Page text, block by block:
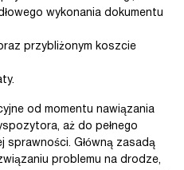
wykonania dokumentu
przybliżonym koszcie
od momentu nawiązania
aż do pełnego
sprawności. Główną zasadą
problemu na drodze,